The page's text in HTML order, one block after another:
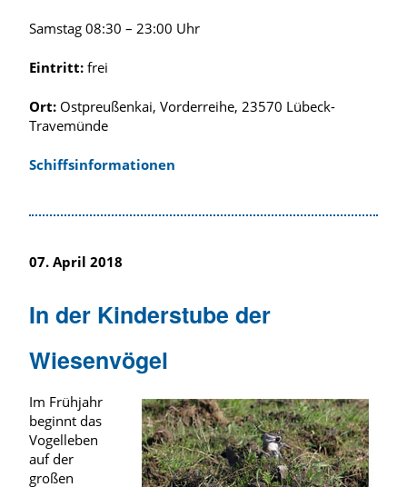
Samstag 08:30 – 23:00 Uhr
Eintritt: frei
Ort: Ostpreußenkai, Vorderreihe, 23570 Lübeck-
Travemünde
Schiffsinformationen
07. April 2018
In der Kinderstube der
Wiesenvögel
Im Frühjahr
beginnt das
Vogelleben
auf der
großen